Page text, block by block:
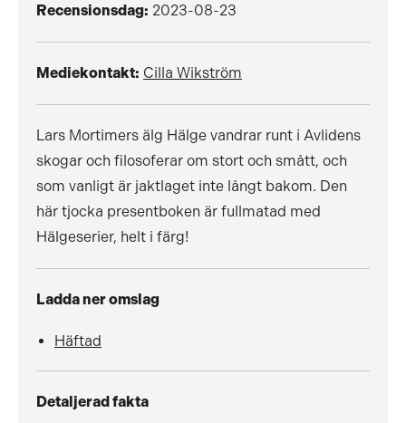
Recensionsdag: 2023-08-23
Mediekontakt: Cilla Wikström
Lars Mortimers älg Hälge vandrar runt i Avlidens
skogar och filosoferar om stort och smått, och
som vanligt är jaktlaget inte långt bakom. Den
här tjocka presentboken är fullmatad med
Hälgeserier, helt i färg!
Ladda ner omslag
Häftad
Detaljerad fakta